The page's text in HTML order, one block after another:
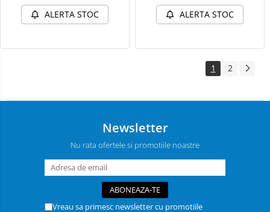
ALERTA STOC ALERTA STOC
1 2
Newsletter
Nu rata ofertele si promotiile noastre
Vreau sa primesc newsletter cu promotiile